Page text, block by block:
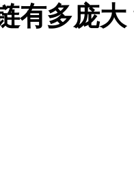
有多庞大